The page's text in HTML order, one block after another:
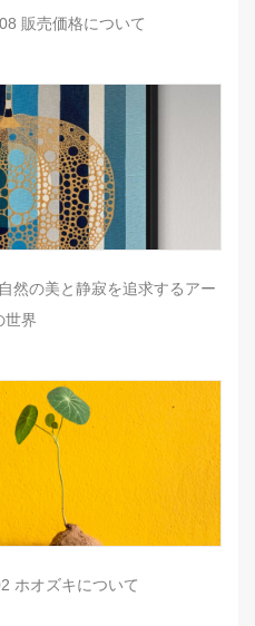
販売価格について
然の美と静寂を追求するアー
世界
ホオズキについて